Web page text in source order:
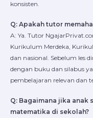
konsisten.
Q: Apakah tutor
A: Ya. Tutor
Kurikulum Merdeka,
dan nasional. Sebelum les
dengan buku dan silabus
pembelajaran relevan dan
Q: Bagaimana jika anak
matematika di sekolah?